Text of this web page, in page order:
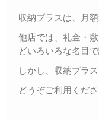
収納プラスは、月
他店では、礼金・
どいろいろな名目
しかし、収納プラ
どうぞご利用くださ